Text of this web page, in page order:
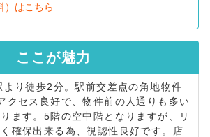
）はこちら
ここが魅力
り徒歩2分。駅前交差点の角地物件
クセス良好で、物件前の人通りも多い
ます。5階の空中階となりますが、リ
確保出来る為、視認性良好です。店